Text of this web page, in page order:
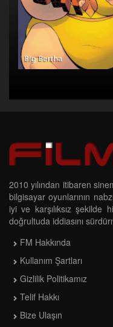
2010 yılından itibaren
bilgisayar oyunlarının
iyi ve karşılıksız şekilde
doğrultuda iddiasını
FM Hakkında
Kullanım Şartları
Gizlilik Politikamız
Telif Hakkı
Bize Ulaşın